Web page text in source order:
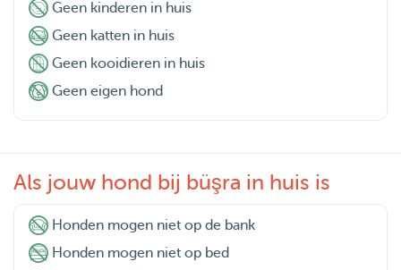
Geen kinderen in huis
Geen katten in huis
Geen kooidieren in huis
Geen eigen hond
Als jouw hond bij büşra in huis is
Honden mogen niet op de bank
Honden mogen niet op bed